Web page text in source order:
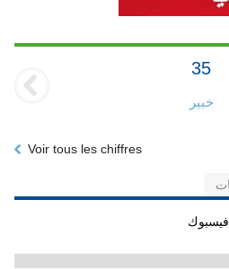
35
خبير
Voir tous les chiffres